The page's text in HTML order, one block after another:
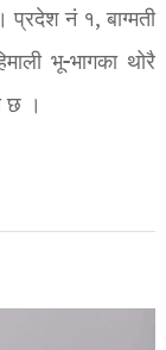
नं १, बाग्मती
भू-भागका थोरै
छ ।